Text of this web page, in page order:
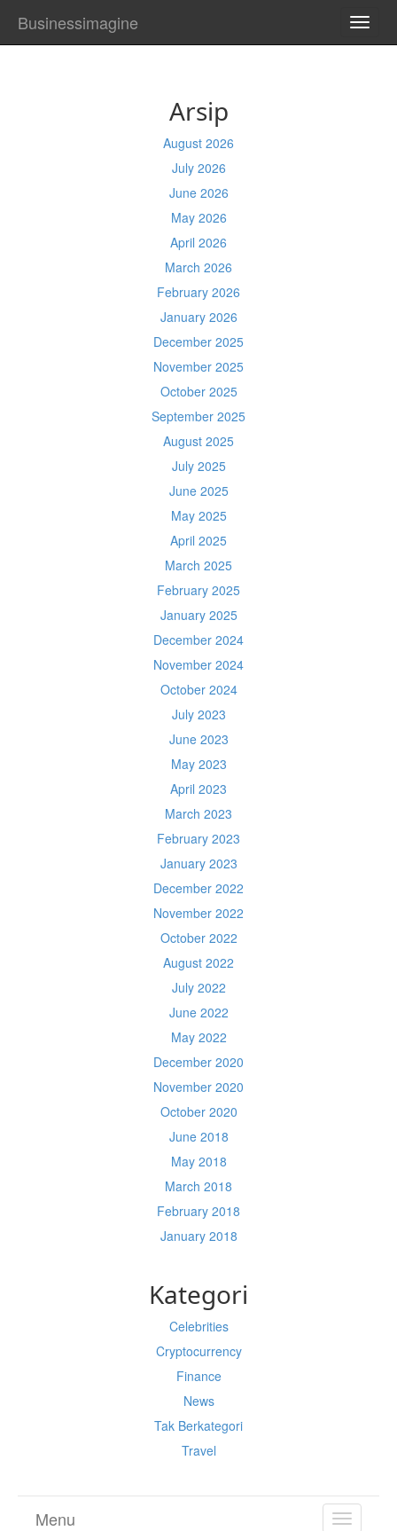
Businessimagine
Arsip
August 2026
July 2026
June 2026
May 2026
April 2026
March 2026
February 2026
January 2026
December 2025
November 2025
October 2025
September 2025
August 2025
July 2025
June 2025
May 2025
April 2025
March 2025
February 2025
January 2025
December 2024
November 2024
October 2024
July 2023
June 2023
May 2023
April 2023
March 2023
February 2023
January 2023
December 2022
November 2022
October 2022
August 2022
July 2022
June 2022
May 2022
December 2020
November 2020
October 2020
June 2018
May 2018
March 2018
February 2018
January 2018
Kategori
Celebrities
Cryptocurrency
Finance
News
Tak Berkategori
Travel
TOGGLE
Menu